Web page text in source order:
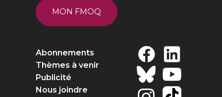
MON FMOQ
Abonnements
Thèmes à venir
Publicité
Nous joindre